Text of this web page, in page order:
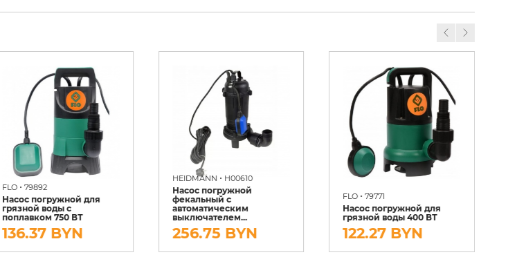
FLO• 79892
Насос погружной для
грязной воды с
поплавком 750 ВТ
136.37 BYN
HEIDMANN • H00610
Насос погружной
фекальный с
автоматическим
выключателем...
256.75 BYN
FLO •79771
Насос погружной для
грязной воды 400 ВТ
122.27 BYN